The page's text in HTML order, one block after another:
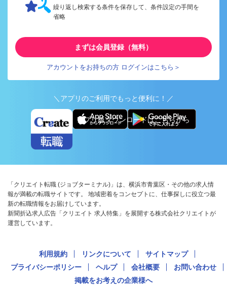
繰り返し検索する条件を保存して、条件設定の手間を
省略
まずは会員登録（無料）
アカウントをお持ちの方 ログインはこちら＞
＼アプリのご利用でもっと便利に！／
アプリ版ダウンロードはこちらから
「クリエイト転職 (ジョブターミナル)」は、横浜市青葉区・その他の求人情
報が満載の転職サイトです。 地域密着をコンセプトに、仕事探しに役立つ最
新の転職情報をお届けしています。
新聞折込求人広告「クリエイト 求人特集」を展開する株式会社クリエイトが
運営しています。
利用規約 リンクについて
サイトマップ
プライバシーポリシー
ヘルプ 会社概要
お問い合わせ
掲載をお考えの企業様へ